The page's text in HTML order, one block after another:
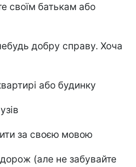
своїм батькам або
добру справу. Хоча
або будинку
за своєю мовою
(але не забувайте